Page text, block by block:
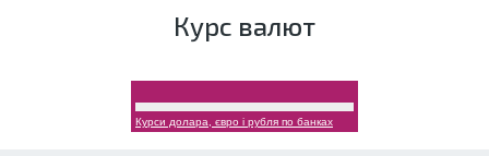
Курс валют
Курси долара, євро і рубля по банках